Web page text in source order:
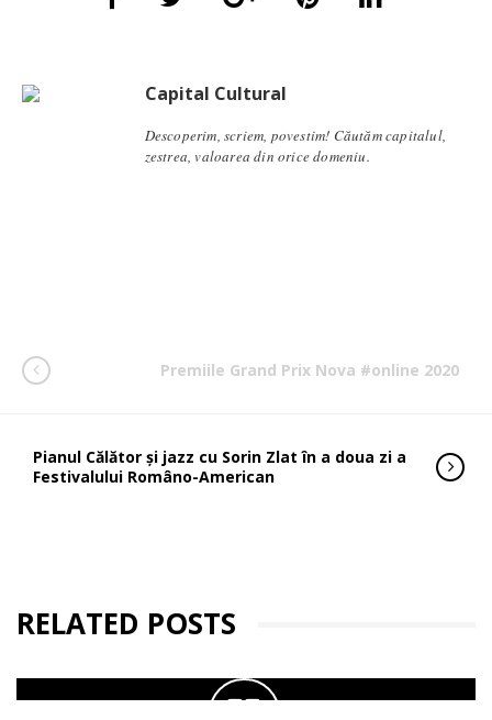
Capital Cultural
Descoperim, scriem, povestim! Căutăm capitalul,
zestrea, valoarea din orice domeniu.
Premiile Grand Prix Nova #online 2020
Pianul Călător și jazz cu Sorin Zlat în a doua zi a
Festivalului Româno-American
RELATED POSTS